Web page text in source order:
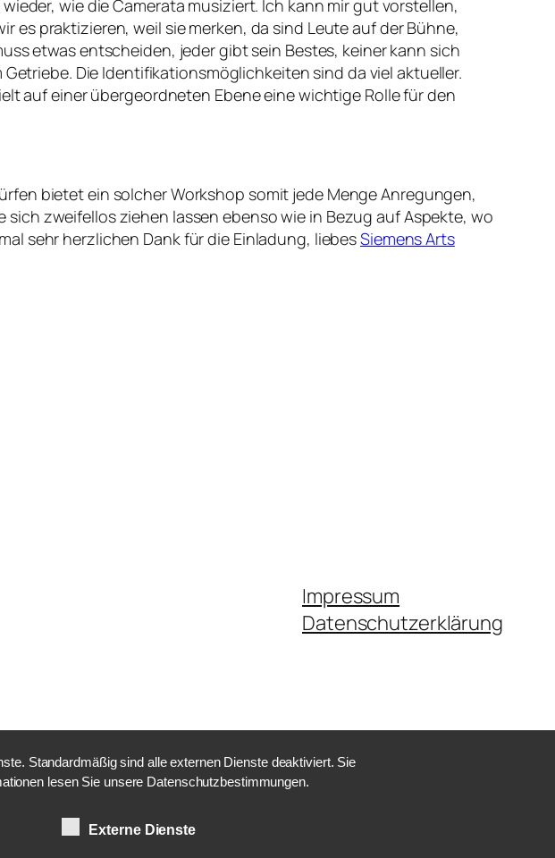
wie die Camerata musiziert. Ich kann mir gut vorstellen,
es praktizieren, weil sie merken, da sind Leute auf der Bühne,
etwas entscheiden, jeder gibt sein Bestes, keiner kann sich
Die Identifikationsmöglichkeiten sind da viel aktueller.
auf einer übergeordneten Ebene eine wichtige Rolle für den
bietet ein solcher Workshop somit jede Menge Anregungen,
zweifellos ziehen lassen ebenso wie in Bezug auf Aspekte, wo
sehr herzlichen Dank für die Einladung, liebesSiemens Arts
Impressum
Datenschutzerklärung
Standardmäßig sind alle externen Dienste deaktiviert. Sie
lesen Sie unsere Datenschutzbestimmungen.
Externe Dienste